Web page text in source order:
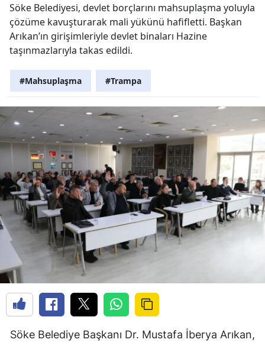
Söke Belediyesi, devlet borçlarını mahsuplaşma yoluyla
çözüme kavuşturarak mali yükünü hafifletti. Başkan
Arıkan’ın girişimleriyle devlet binaları Hazine
taşınmazlarıyla takas edildi.
#Mahsuplaşma #Trampa
Söke Belediye Başkanı Dr. Mustafa İberya Arıkan,